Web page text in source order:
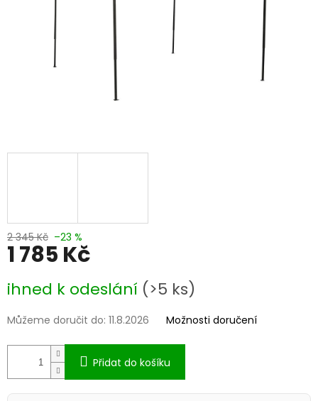
2 345 Kč –23 %
1 785 Kč
cena:
ihned k odeslání (>5 ks)
Můžeme doručit do: 11.8.2026 Možnosti doručení
Přidat do košíku